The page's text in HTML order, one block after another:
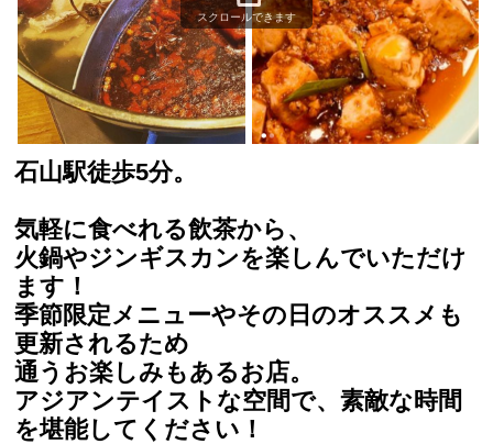
スクロールできます
石山駅徒歩5分。
気軽に食べれる飲茶から、
火鍋やジンギスカンを楽しんでいただけ
ます！
季節限定メニューやその日のオススメも
更新されるため
通うお楽しみもあるお店。
アジアンテイストな空間で、素敵な時間
を堪能してください！